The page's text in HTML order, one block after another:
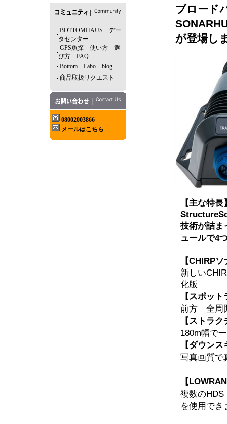
BOTTOMHAUS デー
タセンター
GPS魚探 使い方 選
び方 FAQ
Bottom Labo blog
商品取扱リクエスト
08002003866
メールはこちら
ブロード
が登場し
【主な特長
技術が詰ま
ュールで4
【CHIRP
新しい
化版
【スポッ
前方 全周
【ストラ
180m幅で
【ダウン
写真画質で
【
複数の
を使用でき